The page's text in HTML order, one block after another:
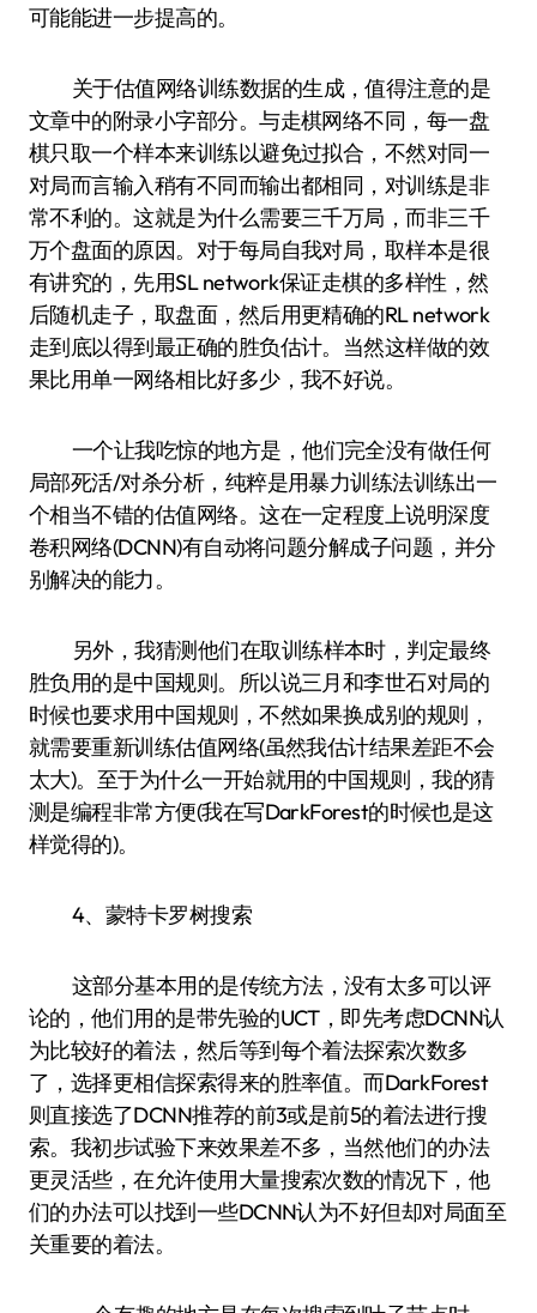
可能能进一步提高的。
关于估值网络训练数据的生成，值得注意的是
文章中的附录小字部分。与走棋网络不同，每一盘
棋只取一个样本来训练以避免过拟合，不然对同一
对局而言输入稍有不同而输出都相同，对训练是非
常不利的。这就是为什么需要三千万局，而非三千
万个盘面的原因。对于每局自我对局，取样本是很
有讲究的，先用SL network保证走棋的多样性，然
后随机走子，取盘面，然后用更精确的RL network
走到底以得到最正确的胜负估计。当然这样做的效
果比用单一网络相比好多少，我不好说。
一个让我吃惊的地方是，他们完全没有做任何
局部死活/对杀分析，纯粹是用暴力训练法训练出一
个相当不错的估值网络。这在一定程度上说明深度
卷积网络(DCNN)有自动将问题分解成子问题，并分
别解决的能力。
另外，我猜测他们在取训练样本时，判定最终
胜负用的是中国规则。所以说三月和李世石对局的
时候也要求用中国规则，不然如果换成别的规则，
就需要重新训练估值网络(虽然我估计结果差距不会
太大)。至于为什么一开始就用的中国规则，我的猜
测是编程非常方便(我在写DarkForest的时候也是这
样觉得的)。
4、蒙特卡罗树搜索
这部分基本用的是传统方法，没有太多可以评
论的，他们用的是带先验的UCT，即先考虑DCNN认
为比较好的着法，然后等到每个着法探索次数多
了，选择更相信探索得来的胜率值。而DarkForest
则直接选了DCNN推荐的前3或是前5的着法进行搜
索。我初步试验下来效果差不多，当然他们的办法
更灵活些，在允许使用大量搜索次数的情况下，他
们的办法可以找到一些DCNN认为不好但却对局面至
关重要的着法。